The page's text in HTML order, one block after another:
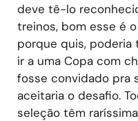
deve tê-lo
treinos, bom esse é
porque quis, poderia
ir a uma Copa com
fosse convidado pra
aceitaria o desafio.
seleção têm